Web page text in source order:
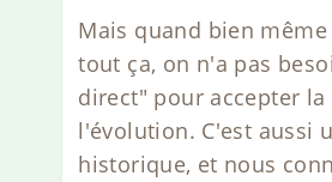
Mais quand bien
tout ça, on n'a pas
direct" pour accepter
l'évolution. C'est aussi
historique, et nous